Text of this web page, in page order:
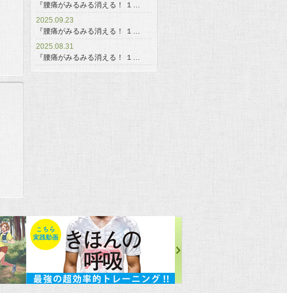
『腰痛がみるみる消える！ １…
2025.09.23
『腰痛がみるみる消える！ １…
2025.08.31
『腰痛がみるみる消える！ １…